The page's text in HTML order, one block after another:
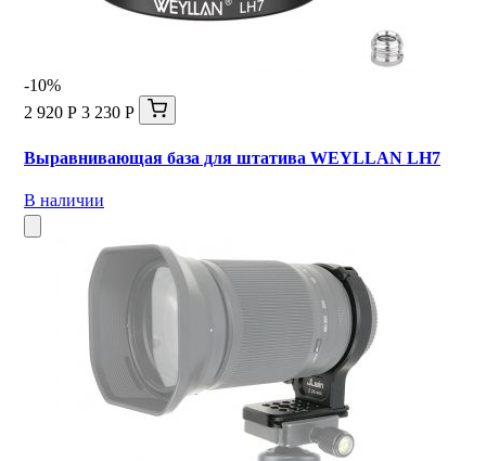
-10%
2 920 Р 3 230 Р
Выравнивающая база для штатива WEYLLAN LH7
В наличии